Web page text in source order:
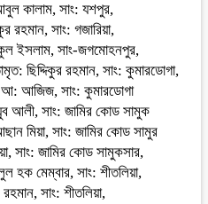
কালাম, সাং: যশপুর,
সাং: গজারিয়া,
ইসলাম, সাং-জগমোহনপুর,
ছিদ্দিকুর রহমান, সাং: কুমারডোগা,
আজিজ, সাং: কুমারডোগা
সাং: জামির কোড সামুক
মিয়া, সাং: জামির কোড সামুর
সাং: জামির কোড সামুকসার,
মেম্বার, সাং: শীতলিয়া,
সাং: শীতলিয়া,